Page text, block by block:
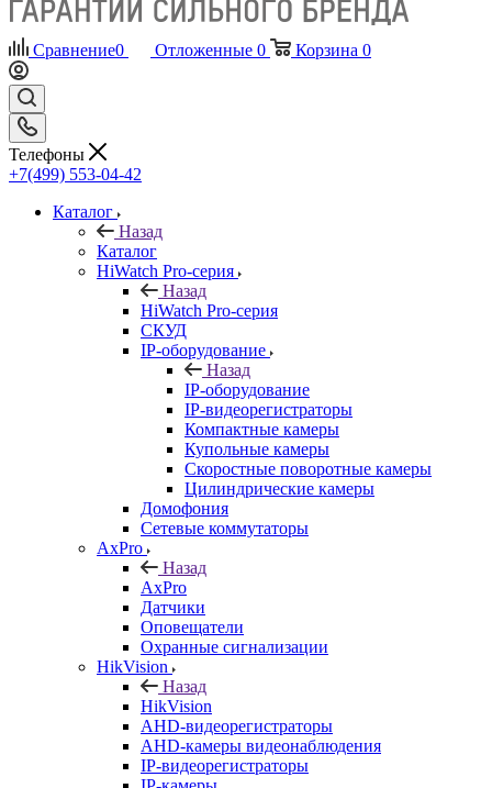
Сравнение0 Отложенные 0 Корзина 0
Телефоны
+7(499) 553-04-42
Каталог
Назад
Каталог
HiWatch Pro-серия
Назад
HiWatch Pro-серия
CКУД
IP-оборудование
Назад
IP-оборудование
IP-видеорегистраторы
Компактные камеры
Купольные камеры
Скоростные поворотные камеры
Цилиндрические камеры
Домофония
Сетевые коммутаторы
AxPro
Назад
AxPro
Датчики
Оповещатели
Охранные сигнализации
HikVision
Назад
HikVision
AHD-видеорегистраторы
AHD-камеры видеонаблюдения
IP-видеорегистраторы